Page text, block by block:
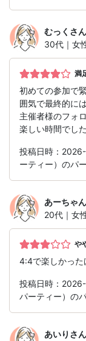
むっく さん
30代｜女
満
初めての参加で
囲気で最終的に
主催者様のフォ
楽しい時間でした
投稿日時：
ーティー）のパ
あーちゃん
20代｜女
や
4:4で楽しかった
投稿日時：
パーティー）の
あいり さん